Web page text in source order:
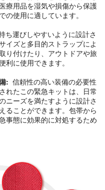
療用品を湿気や損傷から保護
の使用に適しています。
ち運びしやすいように設計さ
イズと多目的ストラップによ
り付けたり、アウトドアや旅
利に使用できます。
: 信頼性の高い装備の必要性
れたこの緊急キットは、日常
ニーズを満たすように設計さ
ることができます。包帯から
事態に効果的に対処するため